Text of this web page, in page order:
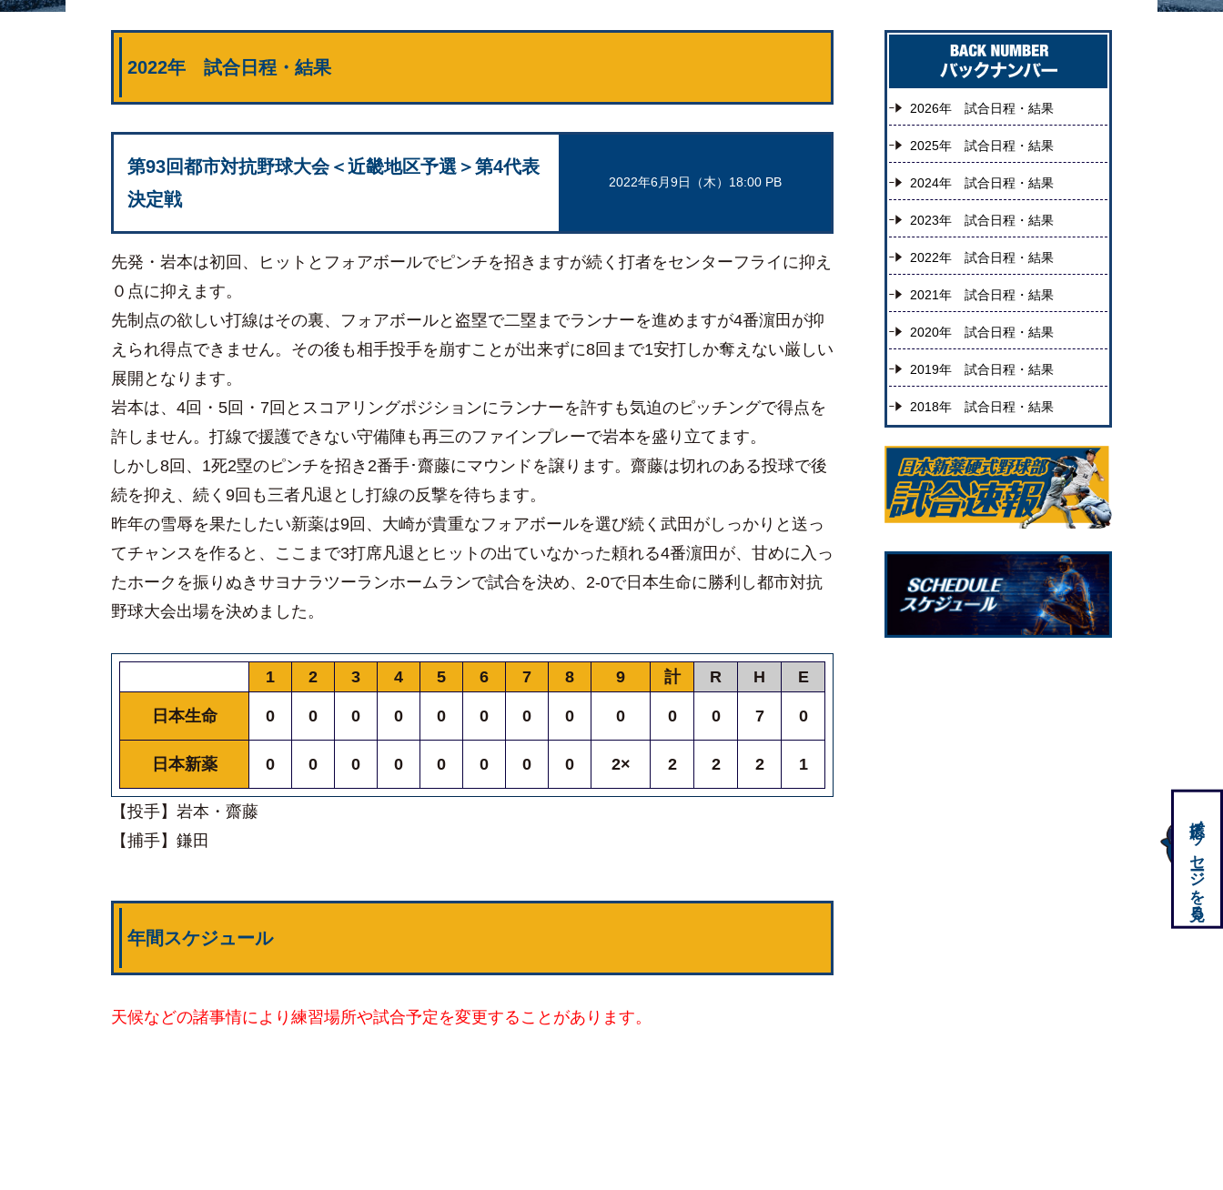
2022年 試合日程・結果
第93回都市対抗野球大会＜近畿地区予選＞第4代表
決定戦
2022年6月9日（木）18:00 PB
先発・岩本は初回、ヒットとフォアボールでピンチを招きますが続く打者をセンターフライに抑え
０点に抑えます。
先制点の欲しい打線はその裏、フォアボールと盗塁で二塁までランナーを進めますが4番濵田が抑
えられ得点できません。その後も相手投手を崩すことが出来ずに8回まで1安打しか奪えない厳しい
展開となります。
岩本は、4回・5回・7回とスコアリングポジションにランナーを許すも気迫のピッチングで得点を
許しません。打線で援護できない守備陣も再三のファインプレーで岩本を盛り立てます。
しかし8回、1死2塁のピンチを招き2番手･齋藤にマウンドを譲ります。齋藤は切れのある投球で後
続を抑え、続く9回も三者凡退とし打線の反撃を待ちます。
昨年の雪辱を果たしたい新薬は9回、大崎が貴重なフォアボールを選び続く武田がしっかりと送っ
てチャンスを作ると、ここまで3打席凡退とヒットの出ていなかった頼れる4番濵田が、甘めに入っ
たホークを振りぬきサヨナラツーランホームランで試合を決め、2-0で日本生命に勝利し都市対抗
野球大会出場を決めました。
1 2 3 4 5 6 7 8 9 計 R H E
日本生命 0 0 0 0 0 0 0 0 0 0 0 7 0
日本新薬 0 0 0 0 0 0 0 0 2× 2 2 2 1
【投手】岩本・齋藤
【捕手】鎌田
年間スケジュール
天候などの諸事情により練習場所や試合予定を変更することがあります。
2026年 試合日程・結果
2025年 試合日程・結果
2024年 試合日程・結果
2023年 試合日程・結果
2022年 試合日程・結果
2021年 試合日程・結果
2020年 試合日程・結果
2019年 試合日程・結果
2018年 試合日程・結果
応援メッセージを見る